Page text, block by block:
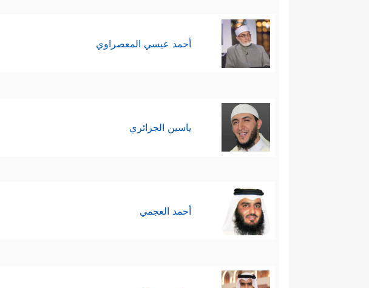
أحمد عيسي المعصراوي
ياسين الجزائري
أحمد العجمي